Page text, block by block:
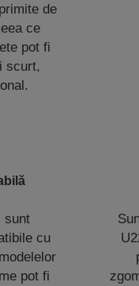
de
ce
pot fi
scurt,
sunt
cu
pot fi